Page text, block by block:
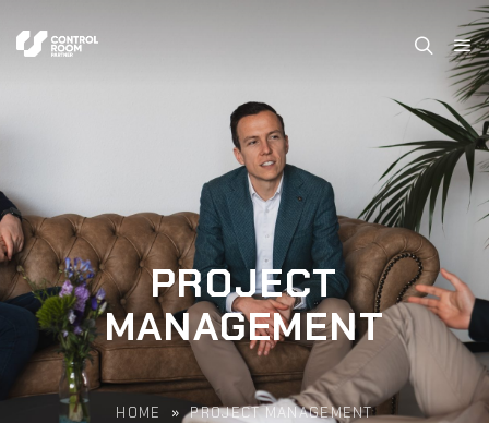
PROJECT
MANAGEMENT
HOME » PROJECT MANAGEMENT